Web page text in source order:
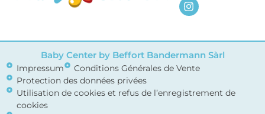
Baby Center by Beffort Bandermann Sàrl
Impressum
Conditions Générales de Vente
Protection des données privées
Utilisation de cookies et refus de l’enregistrement de
cookies